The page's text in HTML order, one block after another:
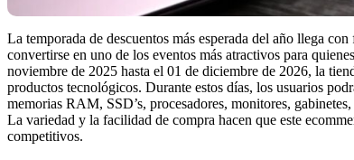
La temporada de descuentos más esperada del año llega
convertirse en uno de los eventos más atractivos para
noviembre de 2025 hasta el 01 de diciembre de 2026, la
productos tecnológicos. Durante estos días, los usuarios
memorias RAM, SSD’s, procesadores, monitores,
La variedad y la facilidad de compra hacen que este
competitivos.